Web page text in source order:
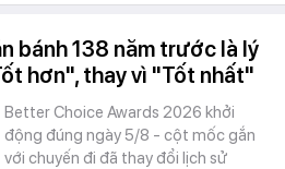
bánh 138 năm trước là lý
hơn", thay vì "Tốt nhất"
Better Choice Awards 2026 khởi
động đúng ngày 5/8 - cột mốc gắn
với chuyến đi đã thay đổi lịch sử